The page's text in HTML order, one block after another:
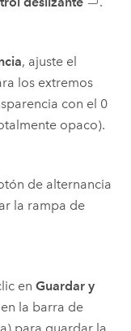
, ajuste el
los extremos
con el 0
opaco).
de alternancia
la rampa de
en Guardar y
la barra de